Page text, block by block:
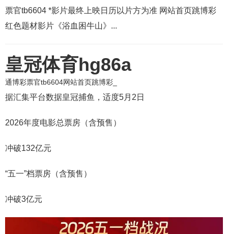
票官tb6604 *影片最终上映日历以片方为准 网站首页跳博彩
红色题材影片《浴血困牛山》...
皇冠体育hg86a
通博彩票官tb6604网站首页跳博彩_
据汇集平台数据皇冠捕鱼，适度5月2日
2026年度电影总票房（含预售）
冲破132亿元
“五一”档票房（含预售）
冲破3亿元